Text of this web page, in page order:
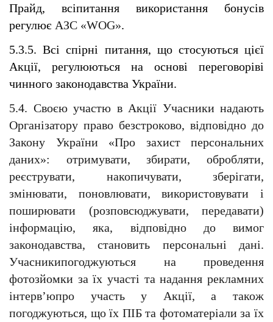
Прайд, всіпитання використання бонусів
регулює АЗС «WOG».
5.3.5. Всі спірні питання, що стосуються цієї
Акції, регулюються на основі переговоріві
чинного законодавства України.
5.4. Своєю участю в Акції Учасники надають
Організатору право безстроково, відповідно до
Закону України «Про захист персональних
даних»: отримувати, збирати, обробляти,
реєструвати, накопичувати, зберігати,
змінювати, поновлювати, використовувати і
поширювати (розповсюджувати, передавати)
інформацію, яка, відповідно до вимог
законодавства, становить персональні дані.
Учасникипогоджуються на проведення
фотозйомки за їх участі та надання рекламних
інтерв’юпро участь у Акції, а також
погоджуються, що їх ПІБ та фотоматеріали за їх